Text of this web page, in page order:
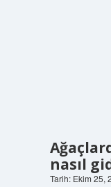
nasıl
Tarih: Ekim 25,